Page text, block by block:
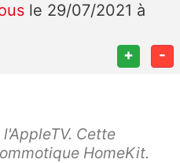
le 29/07/2021 à
+ -
Cette
HomeKit.